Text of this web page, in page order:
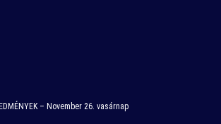
– November 26. vasárnap